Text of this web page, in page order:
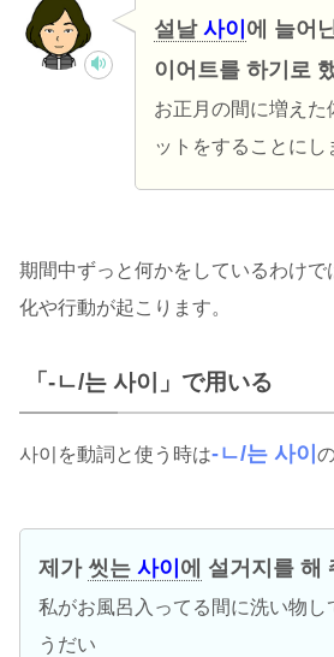
설날 사이 에 늘어
이어트를 하기로
お正月の間に増えた
ットをすることにし
期間中ずっと何かをしているわけ
化や行動が起こります。
「-ㄴ/는 사이」で用いる
사이を動詞と使う時は-ㄴ/는 사이
제가 씻는 사이 에 설거지를 해
私がお風呂入ってる間に洗い物し
うだい